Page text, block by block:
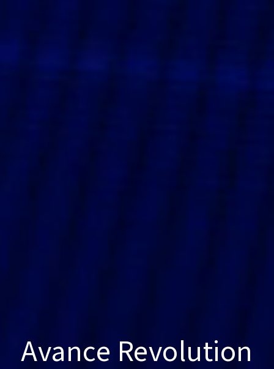
Avance Revolution